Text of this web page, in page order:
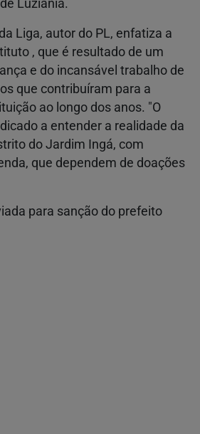
Luziânia.
Liga, autor do PL, enfatiza a
, que é resultado de um
e do incansável trabalho de
que contribuíram para a
ao longo dos anos. "O
a entender a realidade da
do Jardim Ingá, com
que dependem de doações
para sanção do prefeito